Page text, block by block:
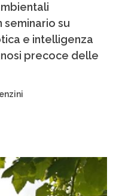
seminario su
e intelligenza
precoce delle